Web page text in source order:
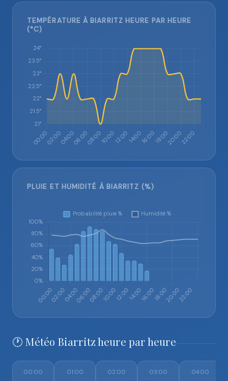
TEMPÉRATURE À BIARRITZ HEURE PAR HEURE
(°C)
PLUIE ET HUMIDITÉ À BIARRITZ (%)
🕐 Météo Biarritz heure par heure
00:00 01:00 02:00 03:00 04:00